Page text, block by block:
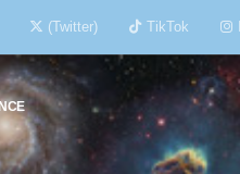
(Twitter) TikTok